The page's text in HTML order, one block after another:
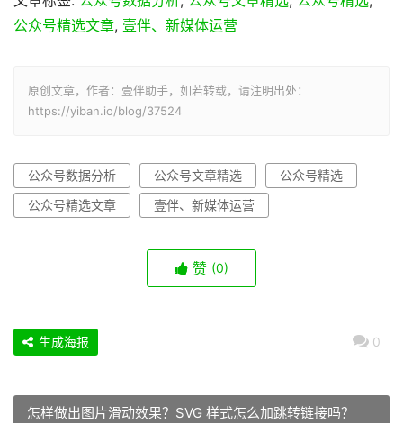
公众号精选文章, 壹伴、新媒体运营
原创文章，作者：壹伴助手，如若转载，请注明出处：
https://yiban.io/blog/37524
公众号数据分析 公众号文章精选
公众号精选
公众号精选文章
壹伴、新媒体运营
赞 (0)
0
生成海报
怎样做出图片滑动效果？SVG 样式怎么加跳转链接吗？